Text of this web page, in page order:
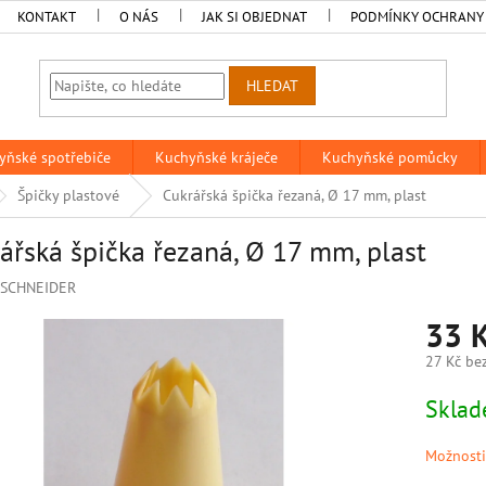
KONTAKT O NÁS JAK SI OBJEDNAT PODMÍNKY OCHRANY
HLEDAT
spotřebiče Kuchyňské kráječe Kuchyňské pomůcky
Špičky plastové Cukrářská špička řezaná, Ø 17 mm, plast
špička řezaná, Ø 17 mm, plast
SCHNEIDER
33
27 Kč
cena: